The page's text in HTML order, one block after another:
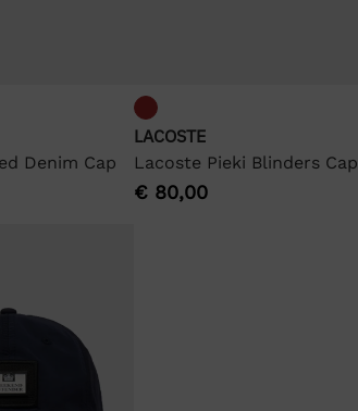
Denim Cap
LACOSTE
Lacoste Pieki Blinders Cap
€ 80,00